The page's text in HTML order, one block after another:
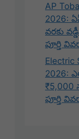
AP
2026:
వరకు
పూర్తి
Electric
2026:
₹5,000
పూర్తి